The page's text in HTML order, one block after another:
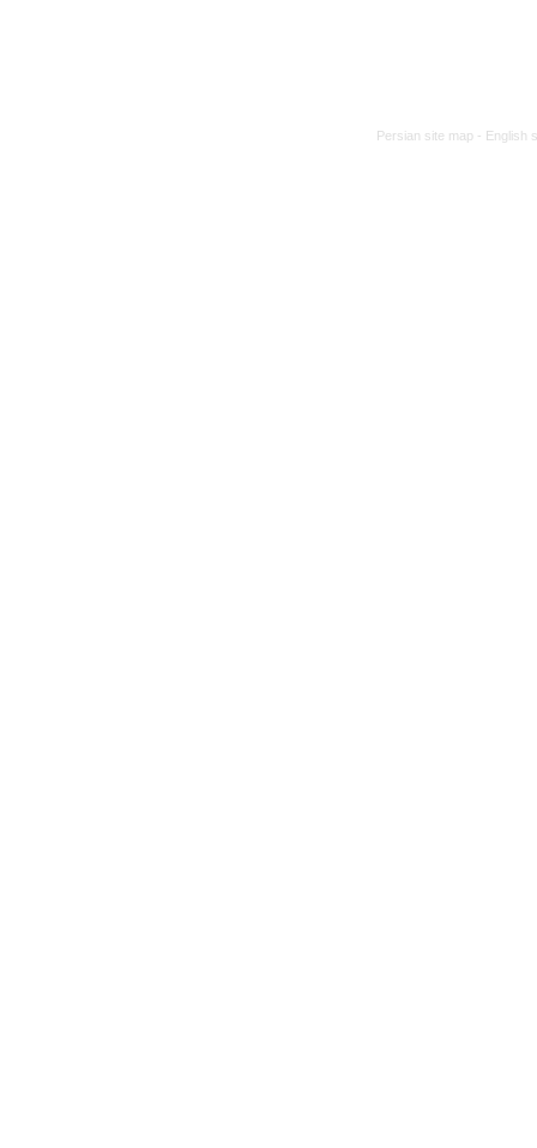
Persian site map - English